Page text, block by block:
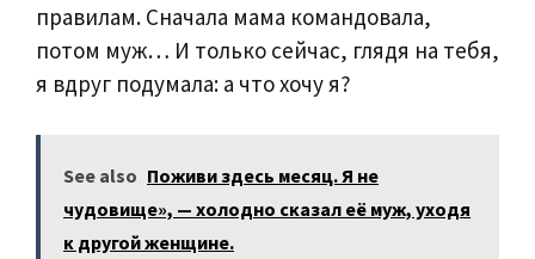
правилам. Сначала мама командовала,
потом муж… И только сейчас, глядя на тебя,
я вдруг подумала: а что хочу я?
See also Поживи здесь месяц. Я не
чудовище», — холодно сказал её муж, уходя
к другой женщине.